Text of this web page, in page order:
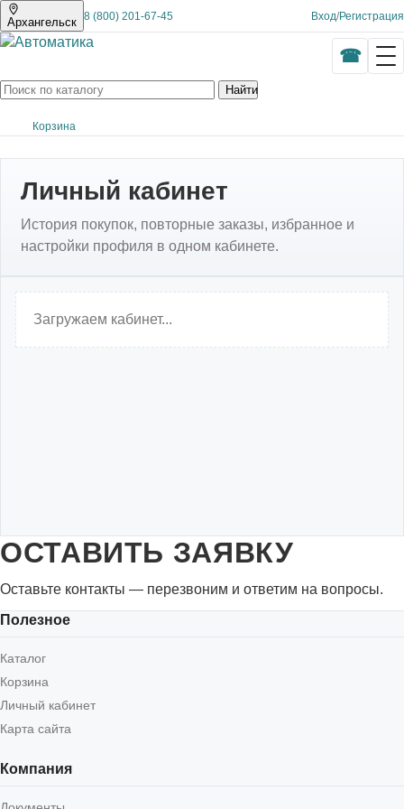
Архангельск 8 (800) 201-67-45 Вход/Регистрация
Найти
Корзина
Личный кабинет
История покупок, повторные заказы, избранное и
настройки профиля в одном кабинете.
Загружаем кабинет...
ОСТАВИТЬ ЗАЯВКУ
Оставьте контакты — перезвоним и ответим на вопросы.
Полезное
Каталог
Корзина
Личный кабинет
Карта сайта
Компания